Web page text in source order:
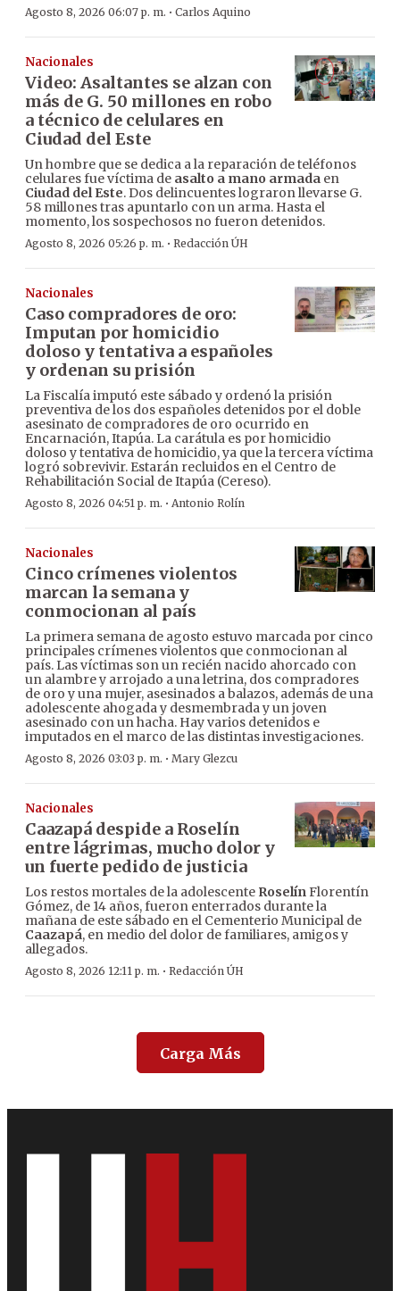
Agosto 8, 2026 06:07 p. m. · Carlos Aquino
Nacionales
Video: Asaltantes se alzan con
más de G. 50 millones en robo
a técnico de celulares en
Ciudad del Este
Un hombre que se dedica a la reparación de teléfonos
celulares fue víctima de asalto a mano armada en
Ciudad del Este. Dos delincuentes lograron llevarse G.
58 millones tras apuntarlo con un arma. Hasta el
momento, los sospechosos no fueron detenidos.
Agosto 8, 2026 05:26 p. m. · Redacción ÚH
Nacionales
Caso compradores de oro:
Imputan por homicidio
doloso y tentativa a españoles
y ordenan su prisión
La Fiscalía imputó este sábado y ordenó la prisión
preventiva de los dos españoles detenidos por el doble
asesinato de compradores de oro ocurrido en
Encarnación, Itapúa. La carátula es por homicidio
doloso y tentativa de homicidio, ya que la tercera víctima
logró sobrevivir. Estarán recluidos en el Centro de
Rehabilitación Social de Itapúa (Cereso).
Agosto 8, 2026 04:51 p. m. · Antonio Rolín
Nacionales
Cinco crímenes violentos
marcan la semana y
conmocionan al país
La primera semana de agosto estuvo marcada por cinco
principales crímenes violentos que conmocionan al
país. Las víctimas son un recién nacido ahorcado con
un alambre y arrojado a una letrina, dos compradores
de oro y una mujer, asesinados a balazos, además de una
adolescente ahogada y desmembrada y un joven
asesinado con un hacha. Hay varios detenidos e
imputados en el marco de las distintas investigaciones.
Agosto 8, 2026 03:03 p. m. · Mary Glezcu
Nacionales
Caazapá despide a Roselín
entre lágrimas, mucho dolor y
un fuerte pedido de justicia
Los restos mortales de la adolescente RoselínFlorentín
Gómez, de 14 años, fueron enterrados durante la
mañana de este sábado en el Cementerio Municipal de
Caazapá, en medio del dolor de familiares, amigos y
allegados.
Agosto 8, 2026 12:11 p. m. · Redacción ÚH
Carga Más